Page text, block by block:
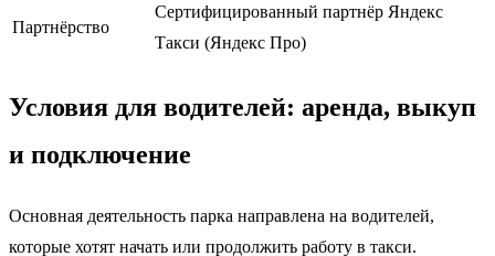
Партнёрство
Сертифицированный партнёр Яндекс
Такси (Яндекс Про)
Условия для водителей: аренда, выкуп
и подключение
Основная деятельность парка направлена на водителей,
которые хотят начать или продолжить работу в такси.